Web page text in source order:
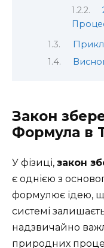
Закон
Формула в
У фізиці, закон
є однією з
формулює ідею,
системі
надзвичайно
природних